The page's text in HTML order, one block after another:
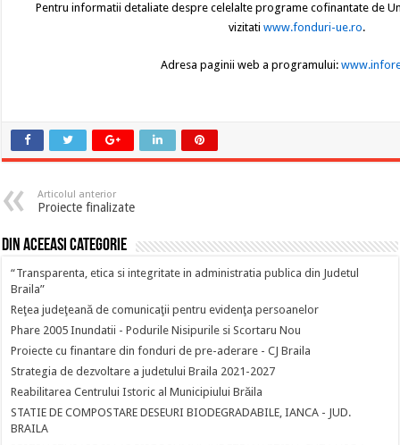
Pentru informatii detaliate despre celelalte programe cofinantate de
vizitati www.fonduri-ue.ro.
Adresa paginii web a programului:
Articolul anterior
Proiecte finalizate
Din aceeasi categorie
“Transparenta, etica si integritate in administratia publica din Judetul
Braila”
Reţea judeţeană de comunicaţii pentru evidenţa persoanelor
Phare 2005 Inundatii - Podurile Nisipurile si Scortaru Nou
Proiecte cu finantare din fonduri de pre-aderare - CJ Braila
Strategia de dezvoltare a judetului Braila 2021-2027
Reabilitarea Centrului Istoric al Municipiului Brăila
STATIE DE COMPOSTARE DESEURI BIODEGRADABILE, IANCA - JUD.
BRAILA